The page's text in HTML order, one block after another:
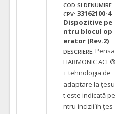
COD SI DENUMIRE
CPV: 33162100-4
Dispozitive pe
ntru blocul op
erator (Rev.2)
DESCRIERE: Pensa
HARMONIC ACE®
+ tehnologia de
adaptare la ţesu
t este indicată pe
ntru incizii în ţes